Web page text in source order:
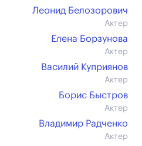
Леонид Белозорович
Актер
Елена Борзунова
Актер
Василий Куприянов
Актер
Борис Быстров
Актер
Владимир Радченко
Актер